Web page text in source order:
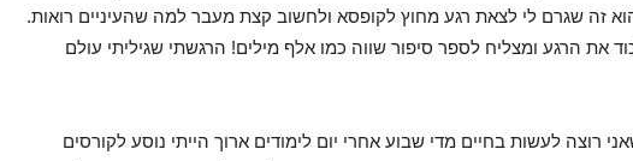
זה שגרם לי לצאת רגע מחוץ לקופסא ולחשוב קצת מעבר למה שהעיניים רואות.
את הרגע ומצליח לספר סיפור שווה כמו אלף מילים! הרגשתי שגיליתי עולם
רוצה לעשות בחיים מדי שבוע אחרי יום לימודים ארוך הייתי נוסע לקורסים